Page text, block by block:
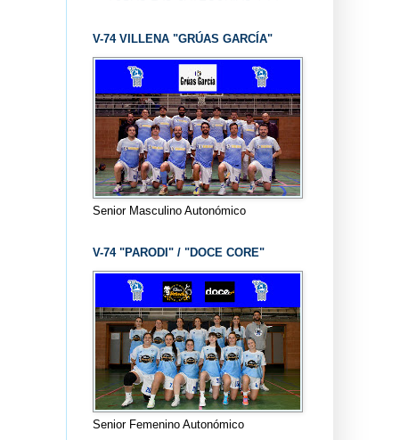
V-74 VILLENA "GRÚAS GARCÍA"
Senior Masculino Autonómico
V-74 "PARODI" / "DOCE CORE"
Senior Femenino Autonómico